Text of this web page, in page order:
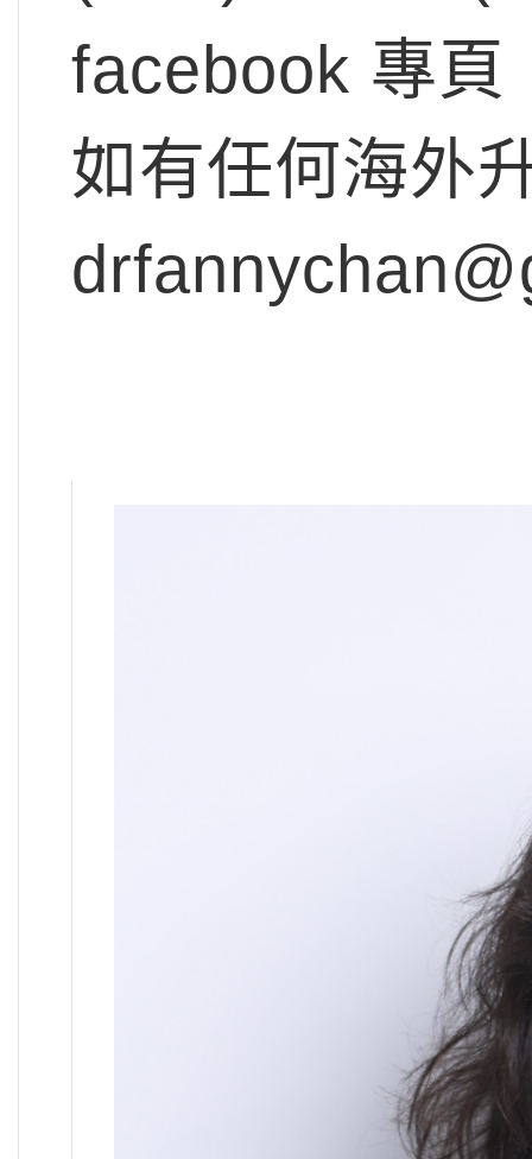
facebook 專頁
如有任何海外